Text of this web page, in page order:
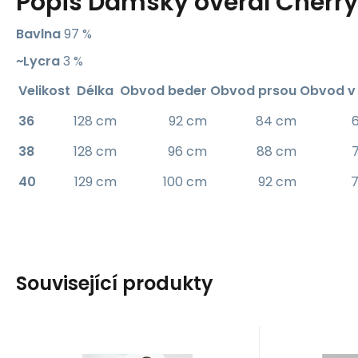
Bavlna97 %
~Lycra3 %
Velikost Délka Obvod beder Obvod prsou Obvod
36
128 cm 92 cm 84 cm
38
128 cm 96 cm 88 cm
40
129 cm 100 cm 92 cm
Související produkty